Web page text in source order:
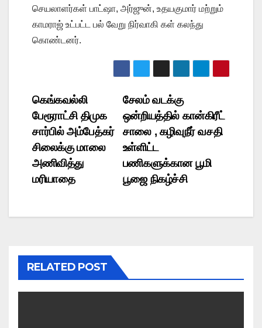
செயலாளர்கள் பாட்ஷா, அர்ஜுன், உதயகுமார் மற்றும்
காமராஜ் உட்பட்ட பல் வேறு நிர்வாகி கள் கலந்து
கொண்டனர்.
Post
navigation
சேலம் வடக்கு
ஒன்றியத்தில் கான்கிரீட்
சாலை , கழிவுநீர் வசதி
உள்ளிட்ட
பணிகளுக்கான பூமி
பூஜை நிகழ்ச்சி
கெங்கவல்லி
பேரூராட்சி திமுக
சார்பில் அம்பேத்கர்
சிலைக்கு மாலை
அணிவித்து
மரியாதை
RELATED POST